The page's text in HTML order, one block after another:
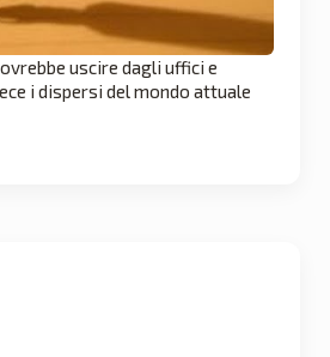
uscire dagli uffici e
i dispersi del mondo attuale